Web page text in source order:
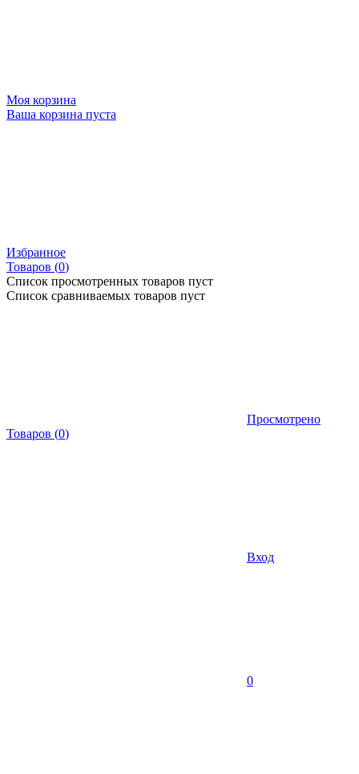
Моя корзина
Ваша корзина пуста
Избранное
Товаров (0)
Список просмотренных товаров пуст
Список сравниваемых товаров пуст
Просмотрено
Товаров (0)
Вход
0